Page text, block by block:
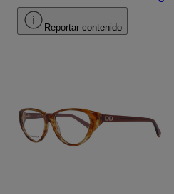
Reportar contenido